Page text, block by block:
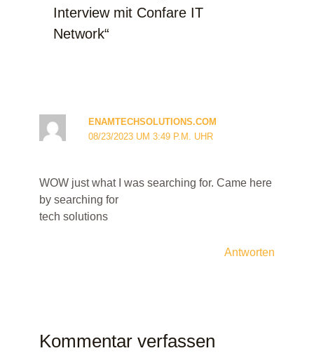
Interview mit Confare IT
Network“
ENAMTECHSOLUTIONS.COM
08/23/2023 UM 3:49 P.M. UHR
WOW just what I was searching for. Came here
by searching for
tech solutions
Antworten
Kommentar verfassen